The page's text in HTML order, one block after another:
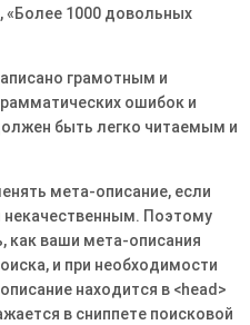
«Более 1000 довольных
грамотным и
ошибок и
быть легко читаемым и
мета-описание, если
некачественным․ Поэтому
как ваши мета-описания
и при необходимости
находится в <head>
в сниппете поисковой